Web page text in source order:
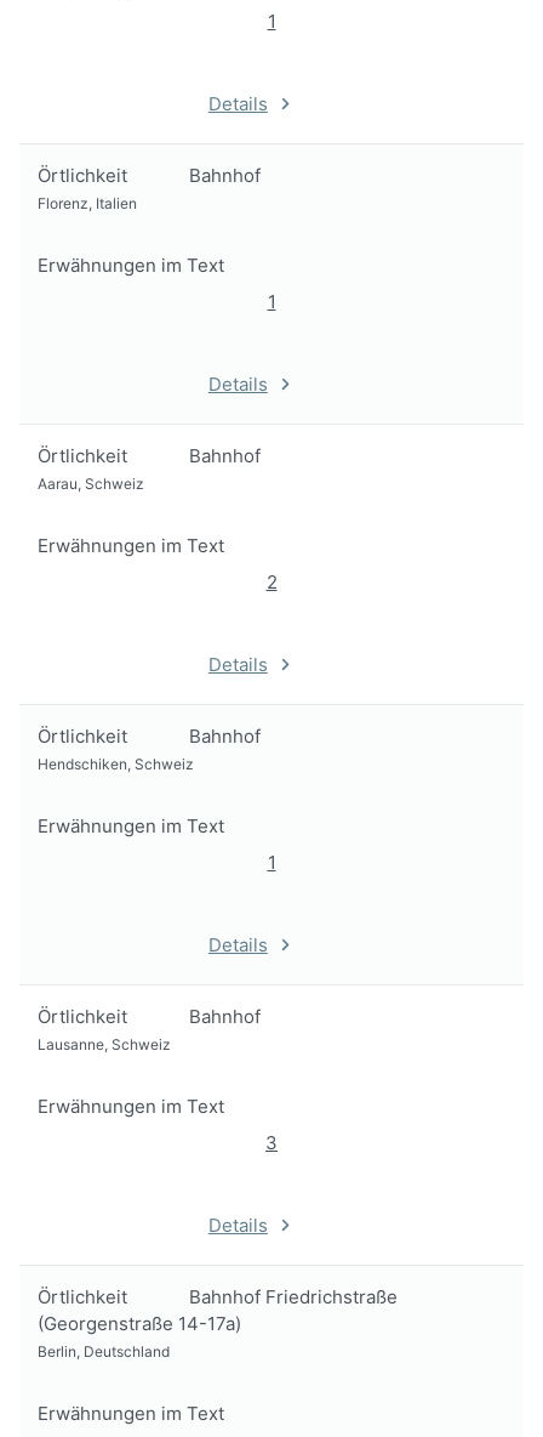
1
Details
Örtlichkeit Bahnhof
Florenz, Italien
Erwähnungen im Text
1
Details
Örtlichkeit Bahnhof
Aarau, Schweiz
Erwähnungen im Text
2
Details
Örtlichkeit Bahnhof
Hendschiken, Schweiz
Erwähnungen im Text
1
Details
Örtlichkeit Bahnhof
Lausanne, Schweiz
Erwähnungen im Text
3
Details
Örtlichkeit
Bahnhof Friedrichstraße
(Georgenstraße 14-17a)
Berlin, Deutschland
Erwähnungen im Text